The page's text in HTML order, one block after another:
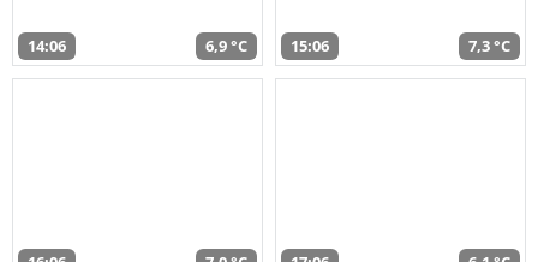
14:06 6,9 °C 15:06 7,3 °C